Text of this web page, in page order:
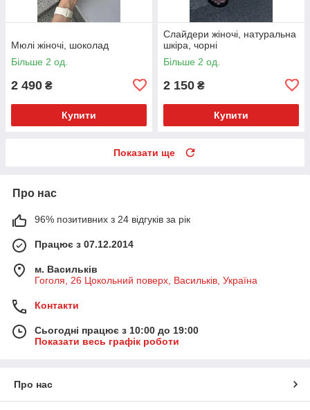
Мюлі жіночі, шоколад
Більше 2 од.
2 490 ₴
Купити
Слайдери жіночі, натуральна
шкіра, чорні
Більше 2 од.
2 150 ₴
Купити
Показати ще
Про нас
96% позитивних з 24 відгуків за рік
Працює з 07.12.2014
м. Васильків
Гоголя, 26 Цокольний поверх, Васильків, Україна
Контакти
Сьогодні працює з 10:00 до 19:00
Показати весь графік роботи
Про нас